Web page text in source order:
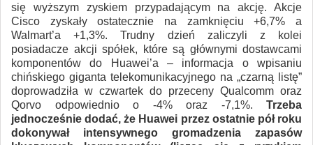
się wyższym zyskiem przypadającym na akcję. Akcje
Cisco zyskały ostatecznie na zamknięciu +6,7% a
Walmart’a +1,3%. Trudny dzień zaliczyli z kolei
posiadacze akcji spółek, które są głównymi dostawcami
komponentów do Huawei’a – informacja o wpisaniu
chińskiego giganta telekomunikacyjnego na „czarną listę”
doprowadziła w czwartek do przeceny Qualcomm oraz
Qorvo odpowiednio o -4% oraz -7,1%. Trzeba
jednocześnie dodać, że Huawei przez ostatnie pół roku
dokonywał intensywnego gromadzenia zapasów